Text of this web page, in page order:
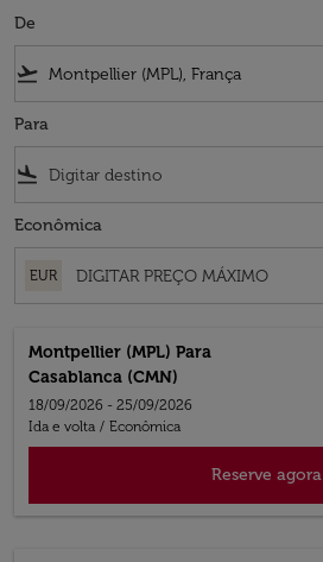
De
flight_takeoff
Para
flight_land
Econômica
EUR
Montpellier (MPL) Para
Casablanca (CMN)
18/09/2026 - 25/09/2026
Ida e volta / Econômica
Reserve agora